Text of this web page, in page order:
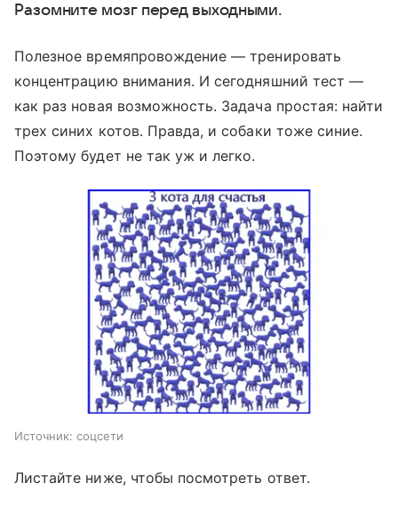
Разомните мозг перед выходными.
Полезное времяпровождение — тренировать
концентрацию внимания. И сегодняшний тест —
как раз новая возможность. Задача простая: найти
трех синих котов. Правда, и собаки тоже синие.
Поэтому будет не так уж и легко.
Источник: соцсети
Листайте ниже, чтобы посмотреть ответ.